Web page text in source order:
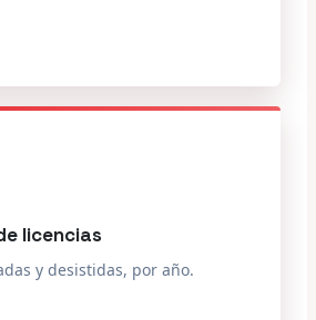
licencias
y desistidas, por año.